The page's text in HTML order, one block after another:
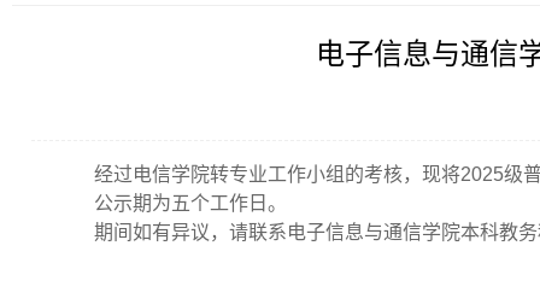
电子信息与通信
经过电信学院转专业工作小组的考核，现将2025级
公示期为五个工作日。
期间如有异议，请联系电子信息与通信学院本科教